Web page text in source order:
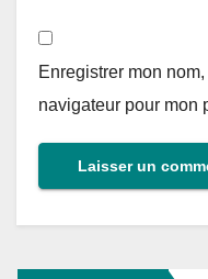
Enregistrer mon
navigateur pour mon